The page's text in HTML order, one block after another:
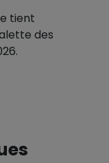
tient
des